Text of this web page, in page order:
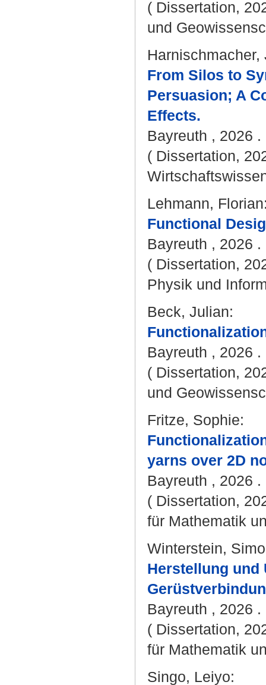
( Dissertation,
und
Harnischmacher,
From Silos to
Persuasion; A
Effects.
Bayreuth , 2026 .
( Dissertation,
Lehmann, Florian
Functional
Bayreuth , 2026
( Dissertation,
Physik und
Beck, Julian:
Bayreuth , 2026 .
( Dissertation,
und
Fritze, Sophie:
yarns over 2D
Bayreuth , 2026
( Dissertation,
für Mathematik
Winterstein,
Herstellung und
Bayreuth , 2026
( Dissertation,
für Mathematik
Singo, Leiyo: